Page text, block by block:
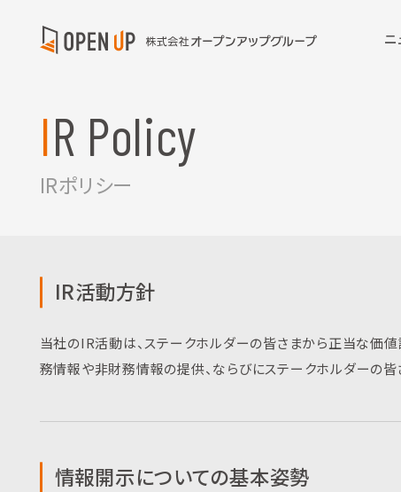
ニ
IR Policy
IRポリシー
IR活動方針
当社のIR活動は、ステークホルダーの皆さまから正当な価
務情報や非財務情報の提供、ならびにステークホルダーの皆
情報開示についての基本姿勢